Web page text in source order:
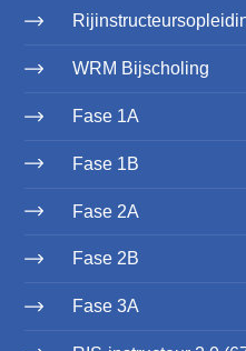
WRM Bijscholing
Fase 1A
Fase 1B
Fase 2A
Fase 2B
Fase 3A